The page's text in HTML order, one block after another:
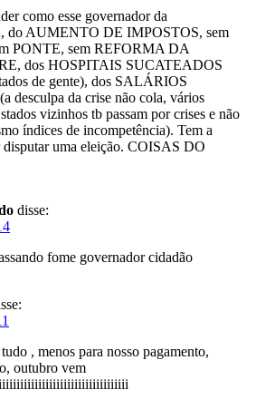
como esse governador da
AUMENTO DE IMPOSTOS, sem
PONTE, sem REFORMA DA
dos HOSPITAIS SUCATEADOS
de gente), dos SALÁRIOS
da crise não cola, vários
vizinhos tb passam por crises e não
índices de incompetência). Tem a
disputar uma eleição. COISAS DO
disse:
fome governador cidadão
, menos para nosso pagamento,
outubro vem